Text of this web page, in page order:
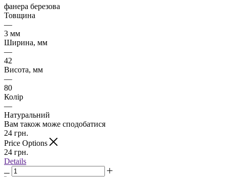
фанера березова
Товщина
—
3 мм
Ширина, мм
—
42
Висота, мм
—
80
Колір
—
Натуральний
Вам також може сподобатися
24 грн.
Price Options
24 грн.
Details